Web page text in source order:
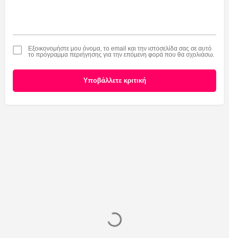
Εξοικονομήστε μου όνομα, το email και την ιστοσελίδα σας σε αυτό
το πρόγραμμα περιήγησης για την επόμενη φορά που θα σχολιάσω.
Υποβάλλετε κριτική